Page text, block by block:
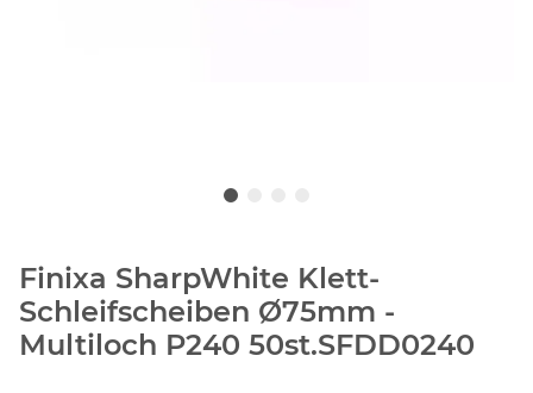
Finixa SharpWhite Klett-
Schleifscheiben Ø75mm -
Multiloch P240 50st.SFDD0240